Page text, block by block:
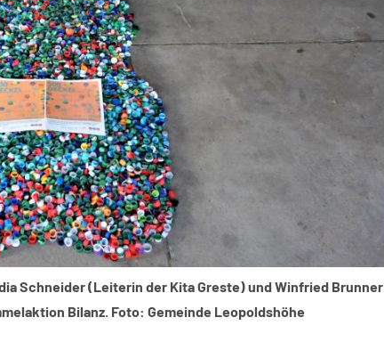
Schneider (Leiterin der Kita Greste) und Winfried Brunner
Bilanz. Foto: Gemeinde Leopoldshöhe